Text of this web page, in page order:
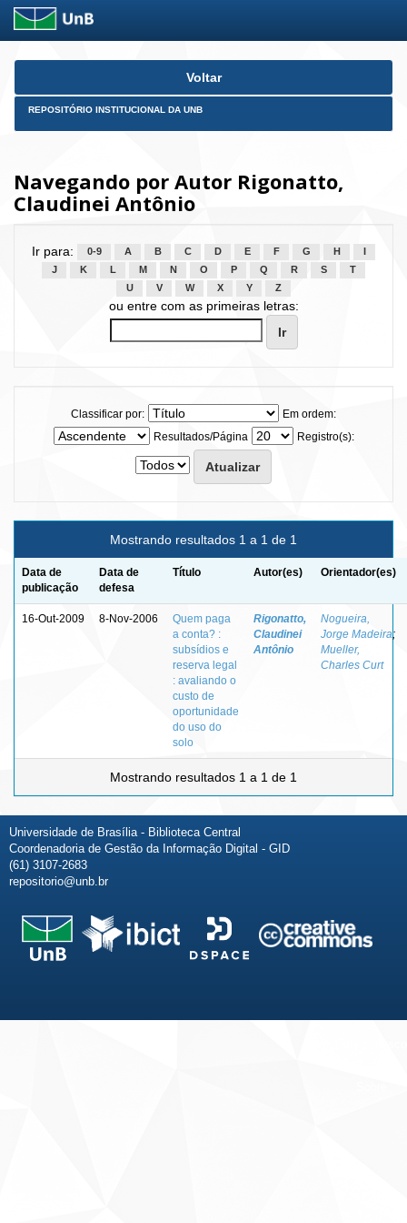
Skip
Voltar
REPOSITÓRIO INSTITUCIONAL DA UNB
Navegando por Autor Rigonatto,
Claudinei Antônio
Ir para: 0-9 A B C D E F G H
J
K L M N O P Q R S
T
U
V W X Y Z
ou entre com as primeiras letras:
Classificar por:
Em ordem:
Resultados/Página
Registro(s):
Mostrando resultados 1 a 1 de 1
Data de
publicação
Data de
defesa
Título Autor(es) Orientador(es)
16-Out-2009 8-Nov-2006
Quem paga
a conta? :
subsídios e
reserva legal
: avaliando o
custo de
oportunidade
do uso do
solo
Rigonatto,
Claudinei
Antônio
Nogueira,
Jorge Madeira;
Mueller,
Charles Curt
Mostrando resultados 1 a 1 de 1
Universidade de Brasília - Biblioteca Central
Coordenadoria de Gestão da Informação Digital - GID
(61) 3107-2683
repositorio@unb.br